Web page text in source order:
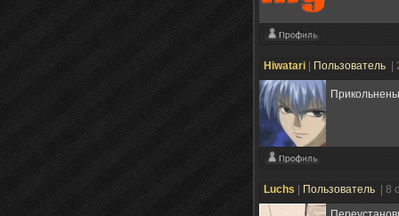
Hiwatari Пользователь |
Luchs Пользователь
| 8